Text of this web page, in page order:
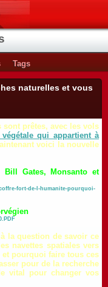
Tags
naturelles et vous
sont prêtes, avec les vols
qui appartient à
voici la nouvelle
Gates, Monsanto et
fort-de-l-humanite-pourquoi-
la question de savoir ce
navettes spatiales vers
pourquoi faire tous ces
pour de la recherche
vital pour changer vos